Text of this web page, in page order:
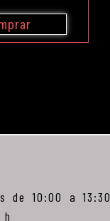
de 10:00 a 13:30